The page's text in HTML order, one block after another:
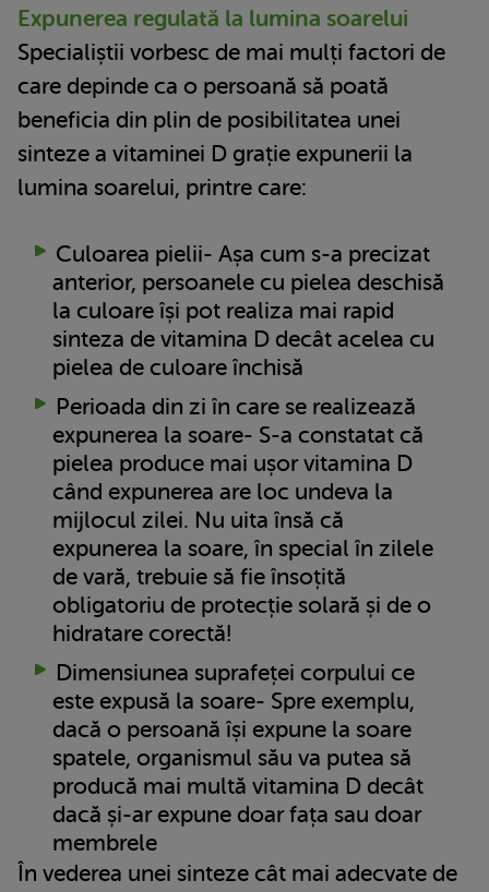
Expunerea regulată la lumina soarelui
Specialiștii vorbesc de mai mulți factori de
care depinde ca o persoană să poată
beneficia din plin de posibilitatea unei
sinteze a vitaminei D grație expunerii la
lumina soarelui, printre care:
Culoarea pielii- Așa cum s-a precizat
anterior, persoanele cu pielea deschisă
la culoare își pot realiza mai rapid
sinteza de vitamina D decât acelea cu
pielea de culoare închisă
Perioada din zi în care se realizează
expunerea la soare- S-a constatat că
pielea produce mai ușor vitamina D
când expunerea are loc undeva la
mijlocul zilei. Nu uita însă că
expunerea la soare, în special în zilele
de vară, trebuie să fie însoțită
obligatoriu de protecție solară și de o
hidratare corectă!
Dimensiunea suprafeței corpului ce
este expusă la soare- Spre exemplu,
dacă o persoană își expune la soare
spatele, organismul său va putea să
producă mai multă vitamina D decât
dacă și-ar expune doar fața sau doar
membrele
În vederea unei sinteze cât mai adecvate de